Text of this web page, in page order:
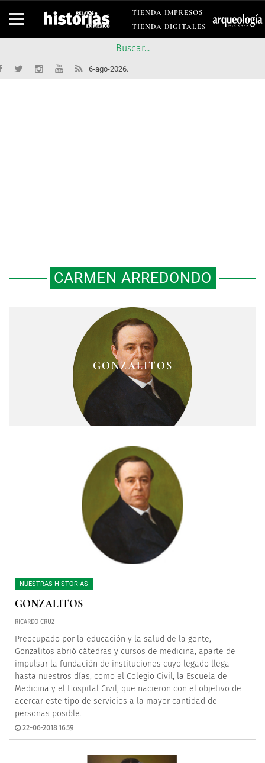
TIENDA IMPRESOS
TIENDA DIGITALES
6-ago-2026.
CARMEN ARREDONDO
GONZALITOS
EL ROMANCE ENTRE MARIANO
ARISTA Y LA ESPOSA DE
“GONZALITOS”
NUESTRAS HISTORIAS
GONZALITOS
RICARDO CRUZ
Preocupado por la educación y la salud de la gente,
Gonzalitos abrió cátedras y cursos de medicina, aparte de
impulsar la fundación de instituciones cuyo legado llega
hasta nuestros días, como el Colegio Civil, la Escuela de
Medicina y el Hospital Civil, que nacieron con el objetivo de
acercar este tipo de servicios a la mayor cantidad de
personas posible.
22-06-2018 16:59